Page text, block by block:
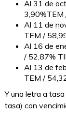
Al 31 de
3,90%TEM
Al 11 de
TEM /
Al 16 de
/ 52,87%
Al 13 de
TEM /
Y una letra a
tasa) con